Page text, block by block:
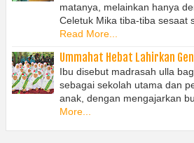
matanya, melainkan hanya
Celetuk Mika tiba-tiba sesaat
Read More...
Ummahat Hebat Lahirkan
Ibu disebut madrasah ulla
sebagai sekolah utama dan
anak, dengan mengajarkan
More...